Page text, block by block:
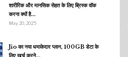
शारीरिक और मानसिक सेहत के लिए ब्रिस्क वॉक
करना क्यों है…
May 20, 2025
Jio का नया धमाकेदार प्लान, 100GB डेटा के